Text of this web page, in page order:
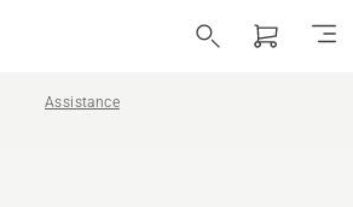
Assistance